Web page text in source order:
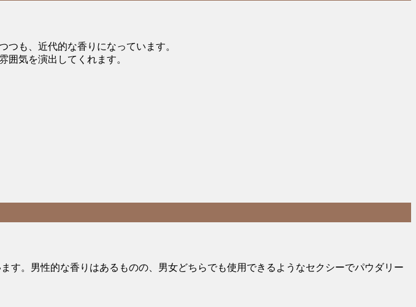
も、近代的な香りになっています。
囲気を演出してくれます。
。男性的な香りはあるものの、男女どちらでも使用できるようなセクシーでパウダリー